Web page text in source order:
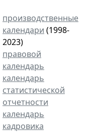
производственные
календари (1998-
2023)
правовой
календарь
календарь
статистической
отчетности
календарь
кадровика